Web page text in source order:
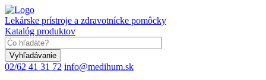
Skočiť
na
hlavný
obsah
Lekárske prístroje a zdravotnícke pomôcky
Katalóg produktov
02/62 41 31 72 info@medihum.sk